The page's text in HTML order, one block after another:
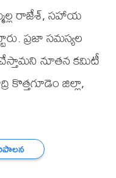
రాజేశ్, సహాయ
ప్రజా సమస్యల
నూతన కమిటీ
కొత్తగూడెం జిల్లా,